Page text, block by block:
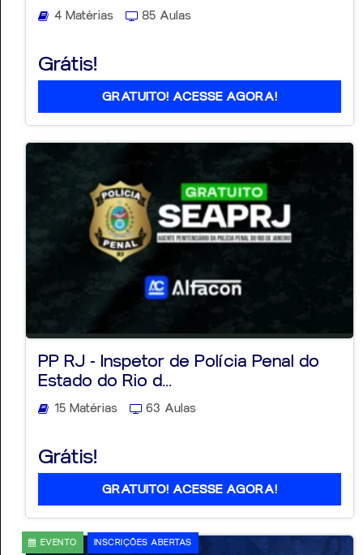
Aprovados
Notícias
AO
4 Matérias 85 Aulas
Grátis!
GRATUITO! ACESSE AGORA!
PP RJ - Inspetor de Polícia Penal do
Estado do Rio d...
15 Matérias 63 Aulas
Grátis!
GRATUITO! ACESSE AGORA!
EVENTO INSCRIÇÕES ABERTAS